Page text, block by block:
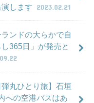
します 2023.02.21
ンドの大らかで自
365日」が発売と
弾丸ひとり旅】石垣
への空港バスはあ